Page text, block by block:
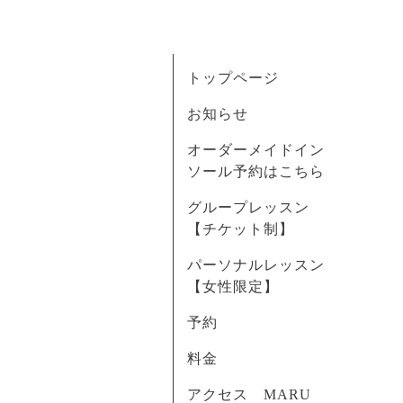
トップページ
お知らせ
オーダーメイドイン
ソール予約はこちら
グループレッスン
【チケット制】
パーソナルレッスン
【女性限定】
予約
料金
アクセス MARU